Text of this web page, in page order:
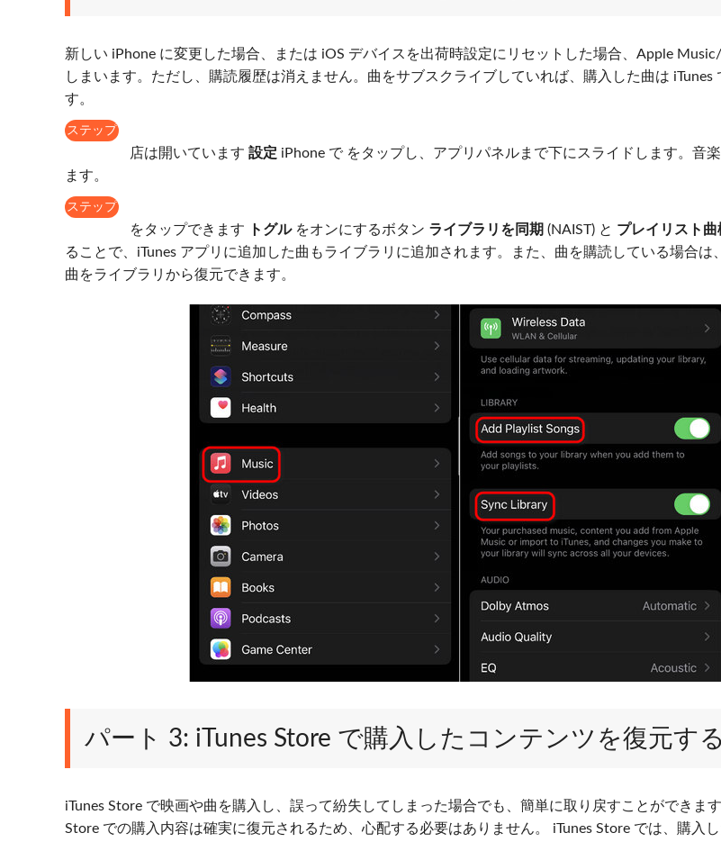
新しい iPhone に変更した場合、または iOS デバイスを出荷時設定にリセットした場合、Apple
しまいます。ただし、購読履歴は消えません。曲をサブスクライブしていれば、購入した曲は iTunes
す。
ステップ
店は開いています 設定 iPhone で をタップし、アプリパネルまで下にスライドします。音
ます。
ステップ
をタップできます トグルをオンにするボタン ライブラリを同期 (NAIST) と プレイリスト曲
ることで、iTunes アプリに追加した曲もライブラリに追加されます。また、曲を購読している場合は
曲をライブラリから復元できます。
パート 3: iTunes Store で購入したコンテンツを復元する
iTunes Store で映画や曲を購入し、誤って紛失してしまった場合でも、簡単に取り戻すことができま
Store での購入内容は確実に復元されるため、心配する必要はありません。 iTunes Store では、購入